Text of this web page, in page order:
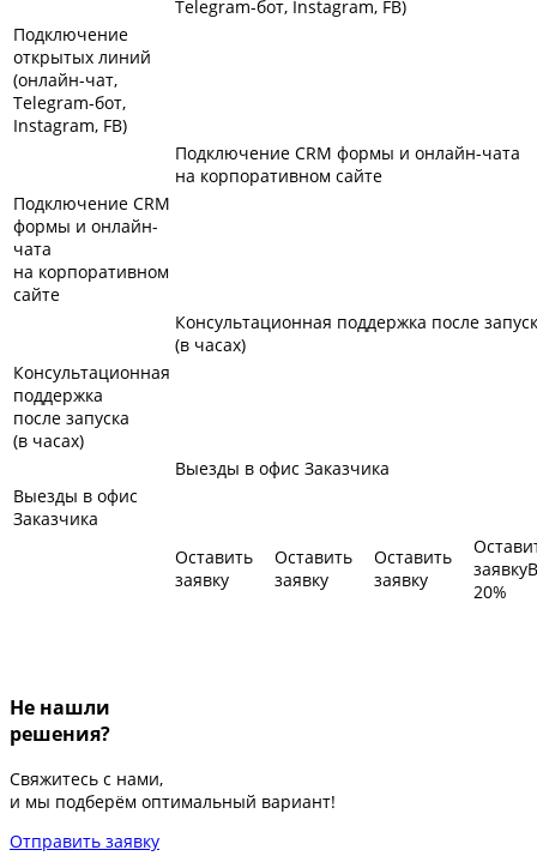
Telegram-бот, Instagram, FB)
Подключение
открытых линий
(онлайн-чат,
Telegram-бот,
Instagram, FB)
Подключение CRM формы и онлайн-чата
на корпоративном сайте
Подключение CRM
формы и онлайн-
чата
на корпоративном
сайте
Консультационная поддержка после
(в часах)
Консультационная
поддержка
после запуска
(в часах)
Выезды в офис Заказчика
Выезды в офис
Заказчика
Оставить
заявку
Оставить
заявку
Оставить
заявку
заявку
20%
Не нашли
решения?
Свяжитесь с нами,
и мы подберём оптимальный вариант!
Отправить заявку